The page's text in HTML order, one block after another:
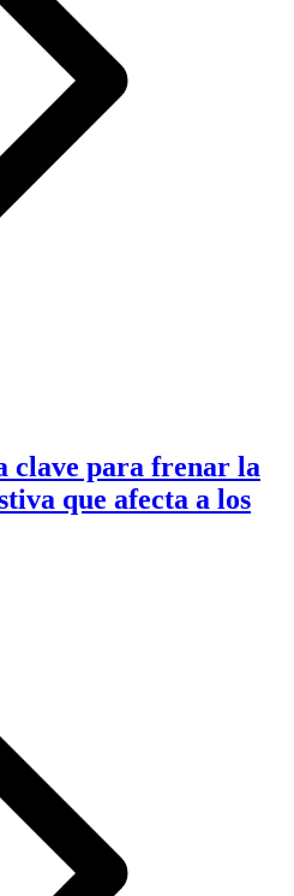
clave para frenar la
que afecta a los